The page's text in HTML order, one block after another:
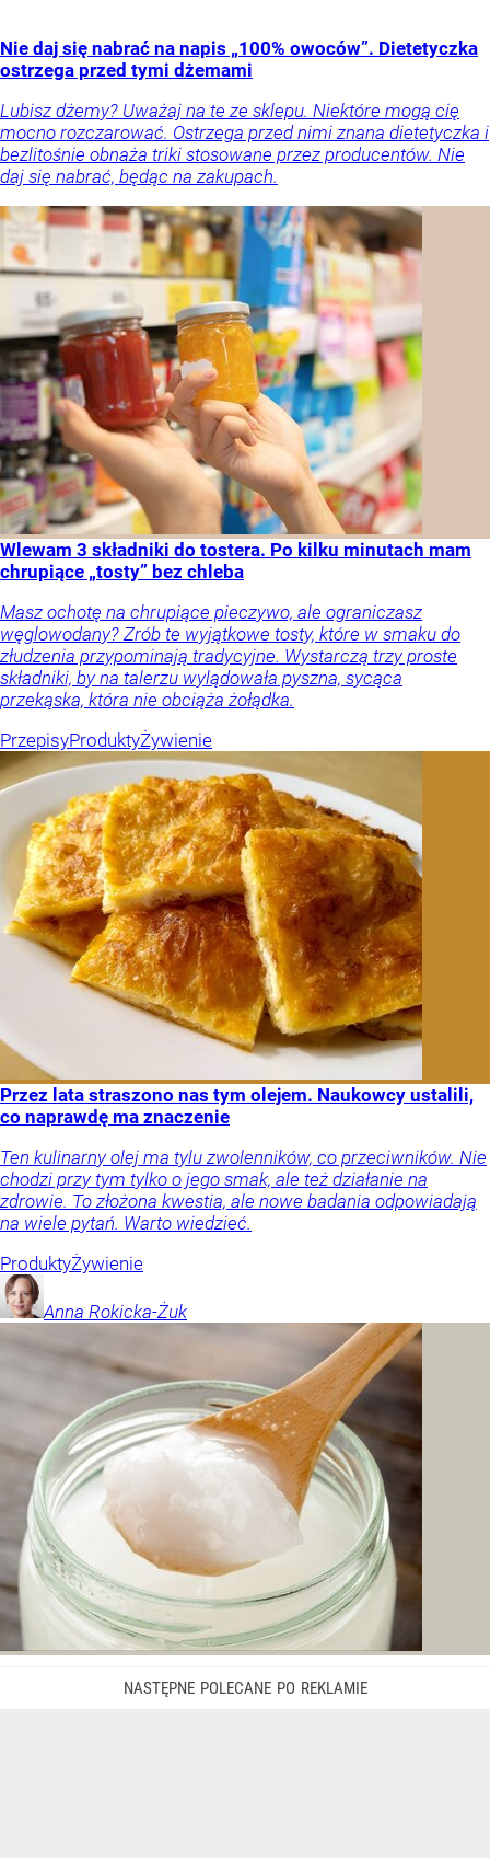
Nie daj się nabrać na napis „100% owoców”. Dietetyczka
ostrzega przed tymi dżemami
Lubisz dżemy? Uważaj na te ze sklepu. Niektóre mogą cię
mocno rozczarować. Ostrzega przed nimi znana dietetyczka i
bezlitośnie obnaża triki stosowane przez producentów. Nie
daj się nabrać, będąc na zakupach.
Wlewam 3 składniki do tostera. Po kilku minutach mam
chrupiące „tosty” bez chleba
Masz ochotę na chrupiące pieczywo, ale ograniczasz
węglowodany? Zrób te wyjątkowe tosty, które w smaku do
złudzenia przypominają tradycyjne. Wystarczą trzy proste
składniki, by na talerzu wylądowała pyszna, sycąca
przekąska, która nie obciąża żołądka.
PrzepisyProduktyŻywienie
Przez lata straszono nas tym olejem. Naukowcy ustalili,
co naprawdę ma znaczenie
Ten kulinarny olej ma tylu zwolenników, co przeciwników. Nie
chodzi przy tym tylko o jego smak, ale też działanie na
zdrowie. To złożona kwestia, ale nowe badania odpowiadają
na wiele pytań. Warto wiedzieć.
ProduktyŻywienie
Anna Rokicka-Żuk